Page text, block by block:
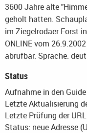
3600 Jahre alte
geholt hatten.
im Ziegelrodaer Forst
ONLINE vom
abrufbar. Sprache:
Status
Aufnahme in den
Letzte Aktualisierung
Letzte Prüfung der
Status: neue Adresse